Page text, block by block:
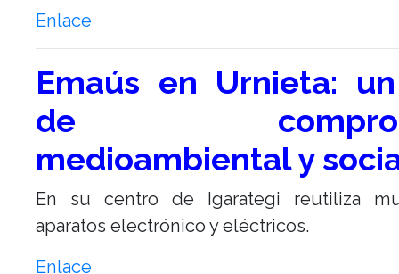
Enlace
Emaús en Urnieta:
de
medioambiental y
En su centro de Igarategi reutiliza
aparatos electrónico y eléctricos.
Enlace